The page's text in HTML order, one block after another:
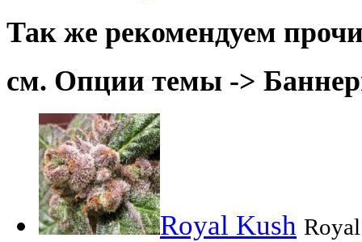
Так же рекомендуем
см. Опции темы ->
Royal Kush